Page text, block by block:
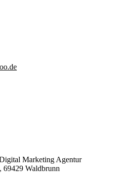
Marketing Agentur
69429 Waldbrunn